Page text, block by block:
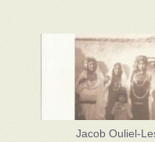
Jacob Ouliel-